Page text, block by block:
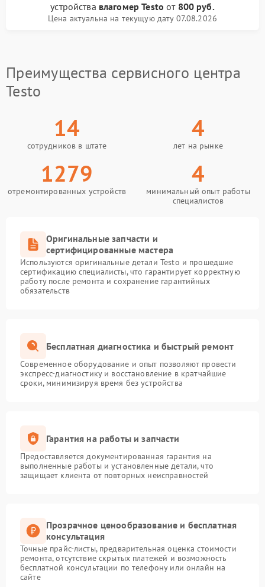
устройства влагомер Testo от 800 руб.
Цена актуальна на текущую дату 07.08.2026
Преимущества сервисного центра
Testo
14
сотрудников в штате
4
лет на рынке
1279
отремонтированных устройств
4
минимальный опыт работы
специалистов
Оригинальные запчасти и
сертифицированные мастера
Используются оригинальные детали Testo и прошедшие
сертификацию специалисты, что гарантирует корректную
работу после ремонта и сохранение гарантийных
обязательств
Бесплатная диагностика и быстрый ремонт
Современное оборудование и опыт позволяют провести
экспресс-диагностику и восстановление в кратчайшие
сроки, минимизируя время без устройства
Гарантия на работы и запчасти
Предоставляется документированная гарантия на
выполненные работы и установленные детали, что
защищает клиента от повторных неисправностей
Прозрачное ценообразование и бесплатная
консультация
Точные прайс-листы, предварительная оценка стоимости
ремонта, отсутствие скрытых платежей и возможность
бесплатной консультации по телефону или онлайн на
сайте